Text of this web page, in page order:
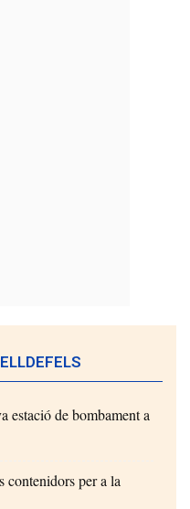
estació de bombament a
contenidors per a la